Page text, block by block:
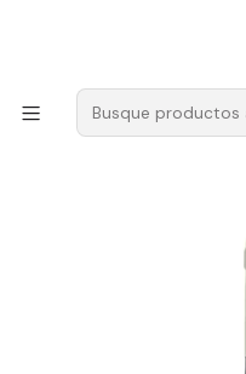
para
Productores
Rosa Santos Family
75cl